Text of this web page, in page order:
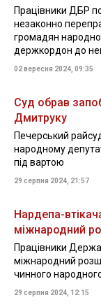
Працівники ДБР
незаконно
громадян
держкордон до
02 вересня 2024, 09:35
Суд обрав
Дмитруку
Печерський
народному
під вартою
29 серпня 2024, 21:57
Нардепа-
міжнародний
Працівники
міжнародний
чинного
29 серпня 2024, 12:15